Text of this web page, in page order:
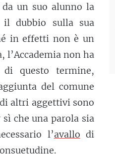
un suo alunno la
il dubbio sulla sua
in effetti non è un
l’Accademia non ha
questo termine,
del comune
altri aggettivi sono
che una parola sia
l’avallo di